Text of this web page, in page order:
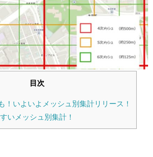
目次
！いよいよメッシュ別集計リリース！
いメッシュ別集計！